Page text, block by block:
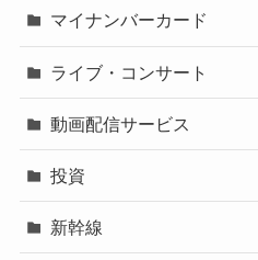
マイナンバーカード
ライブ・コンサート
動画配信サービス
投資
新幹線